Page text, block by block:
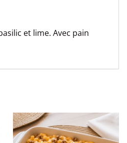
et lime. Avec pain